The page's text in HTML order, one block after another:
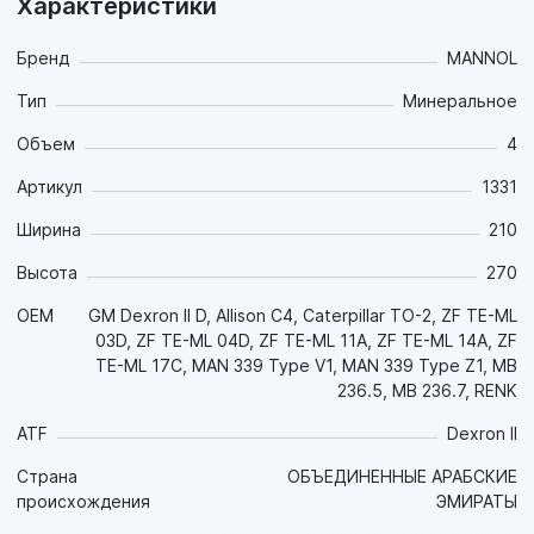
Свойства продукта:
многофункциональным пакетом присадок сохраняет все
обеспечивает хорошие смазочные свойства при низких
(-45 °C) температурах зимой и обеспечивает стабильную
летом;
обеспечивает хорошие антифрикционные свойства для
свойства для фрикционных элементов, что обеспечивает
существенную экономию топлива, плавное без рывков
переключение передач и увеличение срока службы всех
элементов трансмиссии. Предотвращает задир;
- Обладает повышенной термоокислительной
термической деградации, что позволяет снизить
снизить затраты на обслуживание техники;
- Защищает от коррозии металлические детали из черных
Характеристики
Бренд MANNOL
Тип Минеральное
Объем 4
Артикул 1331
Ширина 210
Высота 270
OEM
GM Dexron II D, Allison C4, Caterpillar TO-2, ZF TE-ML
03D, ZF TE-ML 04D, ZF TE-ML 11A, ZF TE-ML 14A, ZF
TE-ML 17C, MAN 339 Type V1, MAN 339 Type Z1, MB
236.5, MB 236.7, RENK
ATF Dexron II
Страна
происхождения
ОБЪЕДИНЕННЫЕ АРАБСКИЕ
ЭМИРАТЫ